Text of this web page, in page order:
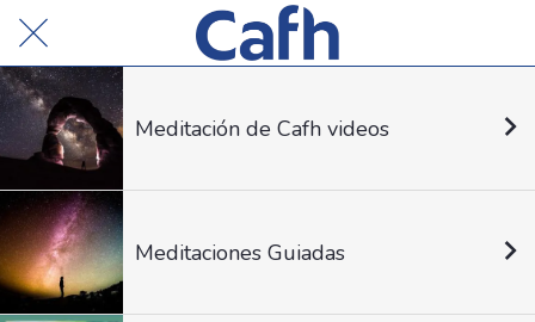
Meditación de Cafh videos
Meditaciones Guiadas